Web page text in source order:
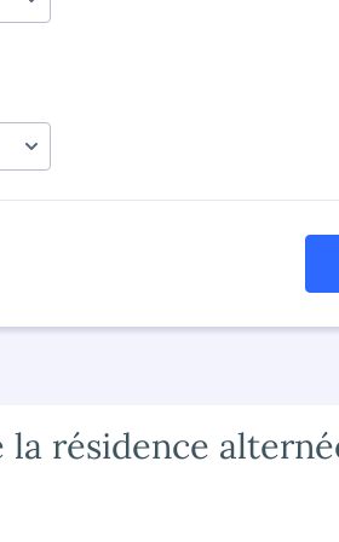
résidence